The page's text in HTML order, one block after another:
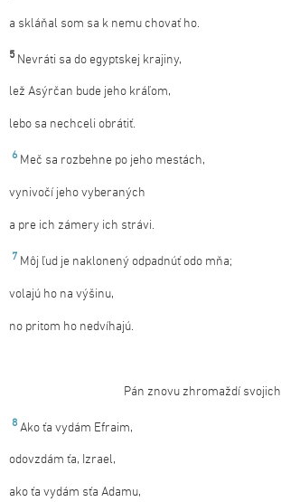
a skláňal som sa k nemu chovať ho.
5 Nevráti sa do egyptskej krajiny,
lež Asýrčan bude jeho kráľom,
lebo sa nechceli obrátiť.
6 Meč sa rozbehne po jeho mestách,
vynivočí jeho vyberaných
a pre ich zámery ich strávi.
7 Môj ľud je naklonený odpadnúť odo mňa;
volajú ho na výšinu,
no pritom ho nedvíhajú.
Pán znovu zhromaždí svojich
8 Ako ťa vydám Efraim,
odovzdám ťa, Izrael,
ako ťa vydám sťa Adamu,